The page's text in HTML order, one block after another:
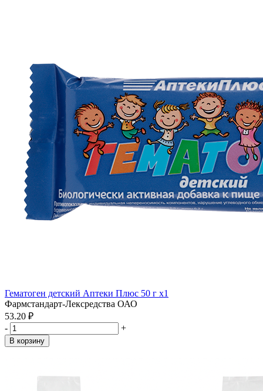
Гематоген детский Аптеки Плюс 50 г x1
Фармстандарт-Лексредства ОАО
53.20 ₽
-
+
В корзину